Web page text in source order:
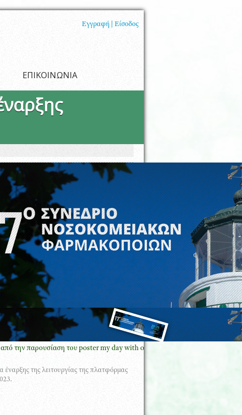
Εγγραφή |
Είσοδος
ΕΠΙΚΟΙΝΩΝΙΑ
του poster my day with oncology pharmacy GREECE με τον
της λειτουργίας της πλατφόρμας